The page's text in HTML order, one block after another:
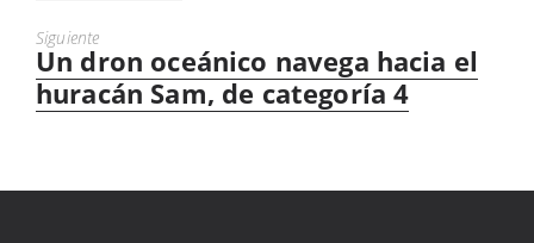
Siguiente
Next
post:
Un dron oceánico navega hacia el
huracán Sam, de categoría 4